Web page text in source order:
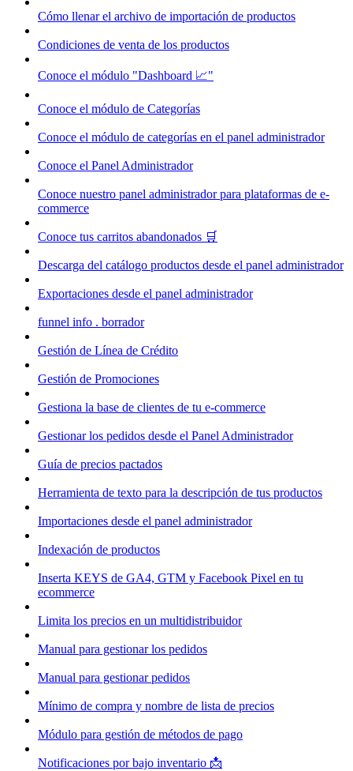
Cómo llenar el archivo de importación de productos
Condiciones de venta de los productos
Conoce el módulo "Dashboard 📈"
Conoce el módulo de Categorías
Conoce el módulo de categorías en el panel administrador
Conoce el Panel Administrador
Conoce nuestro panel administrador para plataformas de e-
commerce
Conoce tus carritos abandonados 🛒
Descarga del catálogo productos desde el panel administrador
Exportaciones desde el panel administrador
funnel info . borrador
Gestión de Línea de Crédito
Gestión de Promociones
Gestiona la base de clientes de tu e-commerce
Gestionar los pedidos desde el Panel Administrador
Guía de precios pactados
Herramienta de texto para la descripción de tus productos
Importaciones desde el panel administrador
Indexación de productos
Inserta KEYS de GA4, GTM y Facebook Pixel en tu
ecommerce
Limita los precios en un multidistribuidor
Manual para gestionar los pedidos
Manual para gestionar pedidos
Mínimo de compra y nombre de lista de precios
Módulo para gestión de métodos de pago
Notificaciones por bajo inventario 📩